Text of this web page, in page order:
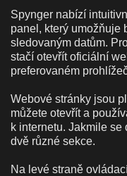
Spynger nabízí
panel, který umožňuje
sledovaným datům.
stačí otevřít oficiální
preferovaném
Webové stránky jsou
můžete otevřít a
k internetu. Jakmile
dvě různé sekce.
Na levé straně